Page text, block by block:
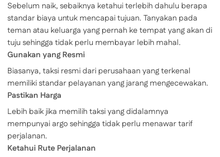
Sebelum naik, sebaiknya ketahui terlebih dahulu berapa
standar biaya untuk mencapai tujuan. Tanyakan pada
teman atau keluarga yang pernah ke tempat yang akan di
tuju sehingga tidak perlu membayar lebih mahal.
Gunakan yang Resmi
Biasanya, taksi resmi dari perusahaan yang terkenal
memiliki standar pelayanan yang jarang mengecewakan.
Pastikan Harga
Lebih baik jika memilih taksi yang didalamnya
mempunyai argo sehingga tidak perlu menawar tarif
perjalanan.
Ketahui Rute Perjalanan